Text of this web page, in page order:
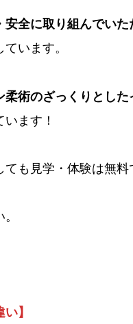
安全に取り組んでい
います。
柔術のざっくりとし
ます！
も見学・体験は無料
】